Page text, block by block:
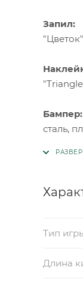
Запил:
Бампер:
сталь,
Тип
Длина